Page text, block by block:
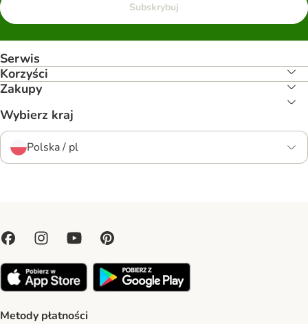
Subskrybuj
Serwis
Korzyści
Zakupy
Wybierz kraj
Polska / pl
Metody płatności